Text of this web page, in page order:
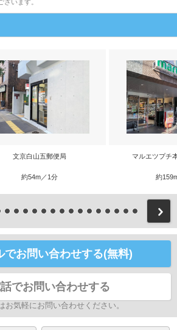
います。
文京白山五郵便局
約54m／1分
マルエツプチ
約
でお問い合わせする(無料)
でお問い合わせする
お気軽にお問い合わせください。